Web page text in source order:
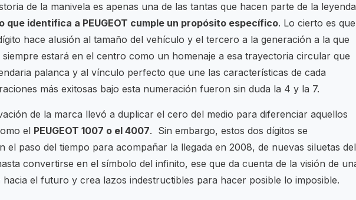
de la manivela es apenas una de las tantas que hacen parte de la
que identifica a PEUGEOT cumple un propósito específico. Lo cierto es
hace alusión al tamaño del vehículo y el tercero a la generación a la que
estará en el centro como un homenaje a esa trayectoria circular que
palanca y al vínculo perfecto que une las características de cada
más exitosas bajo esta numeración fueron sin duda la 4 y la 7.
de la marca llevó a duplicar el cero del medio para diferenciar aquellos
el PEUGEOT 1007 o el 4007. Sin embargo, estos dos dígitos se
el paso del tiempo para acompañar la llegada en 2008, de nuevas siluetas del
convertirse en el símbolo del infinito, ese que da cuenta de la visión de
hacia el futuro y crea lazos indestructibles para hacer posible lo imposible.